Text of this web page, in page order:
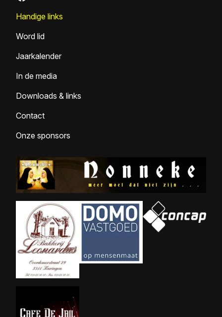
Handige links
Word lid
Jaarkalender
In de media
Downloads & links
Contact
Onze sponsors